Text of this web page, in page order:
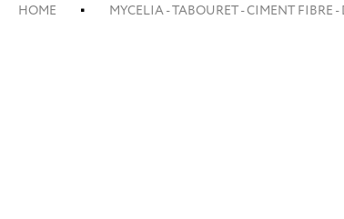
HOME MYCELIA - TABOURET - CIMENT FIBRE